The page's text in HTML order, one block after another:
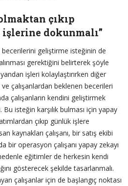
çıkıp
dokunmalı”
becerilerini geliştirme isteğinin de
gerektiğini belirterek şöyle
işleri kolaylaştırırken diğer
çalışanlardan beklenen becerileri
çalışanların kendini geliştirmek
isteğin karşılık bulması için yapay
çıkıp günlük işlere
kaynakları çalışanı, bir satış ekibi
bir operasyon çalışanı yapay zekayı
eğitimler de herkesin kendi
gösterecek şekilde tasarlanmalı.
çalışanlar için de başlangıç noktası